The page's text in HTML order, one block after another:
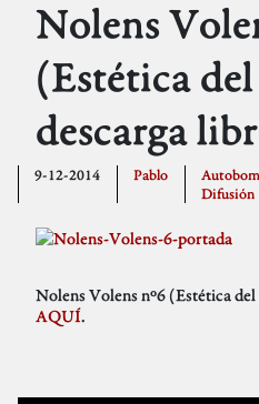
Nolens
(Estética
descarga
9-12-2014 Pablo
Difusión
Nolens Volens nº6 (Estética
AQUÍ.